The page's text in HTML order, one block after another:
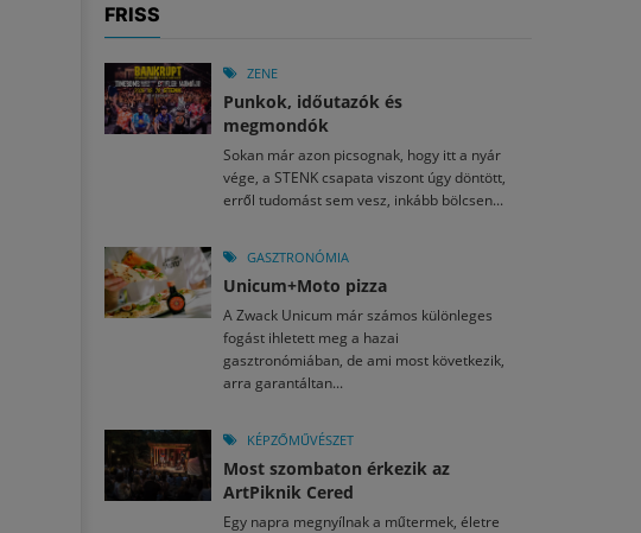
FRISS
ZENE
Punkok, időutazók és
megmondók
Sokan már azon picsognak, hogy itt a nyár
vége, a STENK csapata viszont úgy döntött,
erről tudomást sem vesz, inkább bölcsen...
GASZTRONÓMIA
Unicum+Moto pizza
A Zwack Unicum már számos különleges
fogást ihletett meg a hazai
gasztronómiában, de ami most következik,
arra garantáltan...
KÉPZŐMŰVÉSZET
Most szombaton érkezik az
ArtPiknik Cered
Egy napra megnyílnak a műtermek, életre